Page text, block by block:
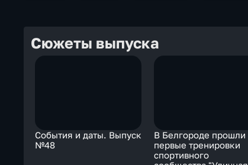
Сюжеты выпуска
События и даты. Выпуск
№48
В Белгороде прошли
первые тренировки
спортивного